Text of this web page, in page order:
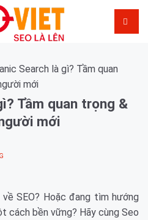
Search là gì? Tầm quan
mới
Tầm quan trọng &
mới
SEO? Hoặc đang tìm hướng
cách bền vững? Hãy cùng Seo